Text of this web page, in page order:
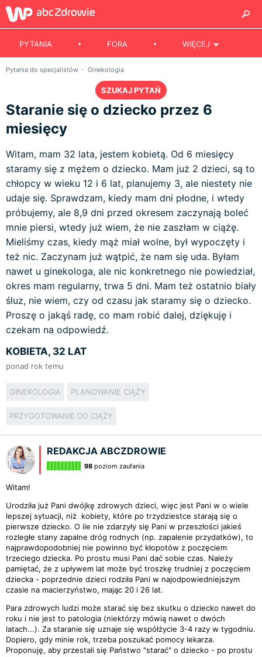
PYTANIA FORA WIĘCEJ
Pytania do specjalistów Ginekologia
SZUKAJ PYTAŃ
Staranie się o dziecko przez 6
miesięcy
Witam, mam 32 lata, jestem kobietą. Od 6 miesięcy
staramy się z mężem o dziecko. Mam już 2 dzieci, są to
chłopcy w wieku 12 i 6 lat, planujemy 3, ale niestety nie
udaje się. Sprawdzam, kiedy mam dni płodne, i wtedy
próbujemy, ale 8,9 dni przed okresem zaczynają boleć
mnie piersi, wtedy już wiem, że nie zaszłam w ciążę.
Mieliśmy czas, kiedy mąż miał wolne, był wypoczęty i
też nic. Zaczynam już wątpić, że nam się uda. Byłam
nawet u ginekologa, ale nic konkretnego nie powiedział,
okres mam regularny, trwa 5 dni. Mam też ostatnio biały
śluz, nie wiem, czy od czasu jak staramy się o dziecko.
Proszę o jakąś radę, co mam robić dalej, dziękuję i
czekam na odpowiedź.
KOBIETA, 32 LAT
ponad rok temu
GINEKOLOGIA PLANOWANIE CIĄŻY
PRZYGOTOWANIE DO CIĄŻY
REDAKCJA ABCZDROWIE
98 poziom zaufania
Witam!
Urodziła już Pani dwójkę zdrowych dzieci, więc jest Pani w o wiele
lepszej sytuacji, niż kobiety, które po trzydziestce starają się o
pierwsze dziecko. O ile nie zdarzyły się Pani w przeszłości jakieś
rozległe stany zapalne dróg rodnych (np. zapalenie przydatków), to
najprawdopodobniej nie powinno być kłopotów z poczęciem
trzeciego dziecka. Po prostu musi Pani dać sobie czas. Należy
pamiętać, że z upływem lat może być troszkę trudniej z poczęciem
dziecka - poprzednie dzieci rodziła Pani w najodpowiedniejszym
czasie na macierzyństwo, mając 20 i 26 lat.
Para zdrowych ludzi może starać się bez skutku o dziecko nawet do
roku i nie jest to patologia (niektórzy mówią nawet o dwóch
latach...). Za staranie się uznaje się współżycie 3-4 razy w tygodniu.
Dopiero, gdy minie rok, trzeba poszukać pomocy lekarza.
Proponuję, aby przestali się Państwo "starać" o dziecko - po prostu